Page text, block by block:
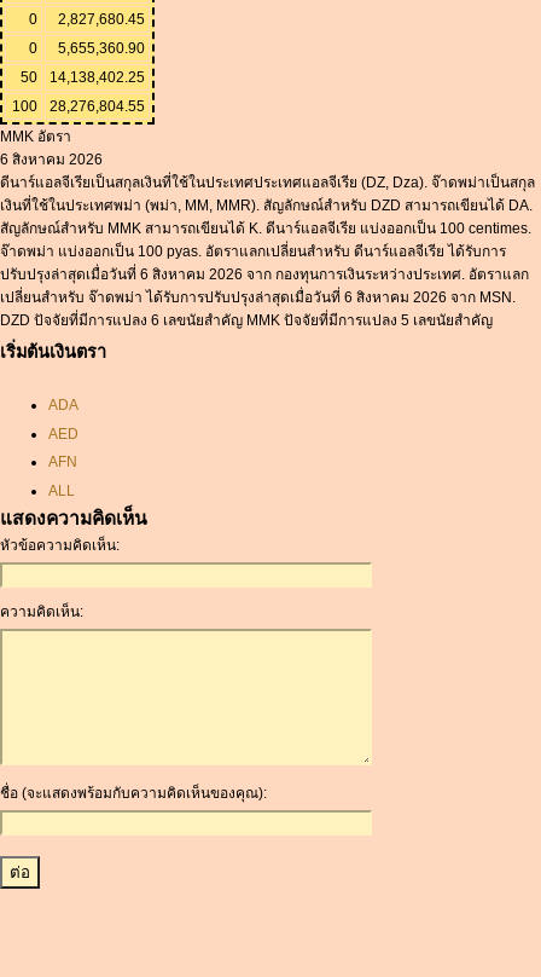
0
2,827,680.45
0
5,655,360.90
50
14,138,402.25
100
28,276,804.55
MMK อัตรา
6 สิงหาคม 2026
ดีนาร์แอลจีเรียเป็นสกุลเงินที่ใช้ในประเทศประเทศแอลจีเรีย (DZ, Dza). จ๊าดพม่าเป็นสกุล
เงินที่ใช้ในประเทศพม่า (พม่า, MM, MMR). สัญลักษณ์สำหรับ DZD สามารถเขียนได้ DA.
สัญลักษณ์สำหรับ MMK สามารถเขียนได้ K. ดีนาร์แอลจีเรีย แบ่งออกเป็น 100 centimes.
จ๊าดพม่า แบ่งออกเป็น 100 pyas. อัตราแลกเปลี่ยนสำหรับ ดีนาร์แอลจีเรีย ได้รับการ
ปรับปรุงล่าสุดเมื่อวันที่ 6 สิงหาคม 2026 จาก กองทุนการเงินระหว่างประเทศ. อัตราแลก
เปลี่ยนสำหรับ จ๊าดพม่า ได้รับการปรับปรุงล่าสุดเมื่อวันที่ 6 สิงหาคม 2026 จาก MSN.
DZD ปัจจัยที่มีการแปลง 6 เลขนัยสำคัญ MMK ปัจจัยที่มีการแปลง 5 เลขนัยสำคัญ
เริ่มต้นเงินตรา
ADA
AED
AFN
ALL
AMD
ANC
AOA
ARDR
BAM
แสดงความคิดเห็น
หัวข้อความคิดเห็น:
ความคิดเห็น:
ชื่อ (จะแสดงพร้อมกับความคิดเห็นของคุณ):